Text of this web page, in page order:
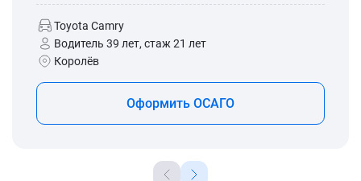
Toyota Camry
Водитель 39 лет, стаж 21 лет
Королёв
Оформить ОСАГО